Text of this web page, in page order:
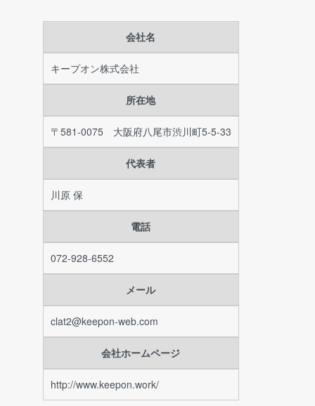
会社名
キープオン株式会社
所在地
〒581-0075 大阪府八尾市渋川町5-5-33
代表者
川原 保
電話
072-928-6552
メール
clat2@keepon-web.com
会社ホームページ
http://www.keepon.work/